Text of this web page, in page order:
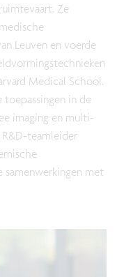
Ze
Leuven en voerde
Medical School.
in de
imaging en multi-
teamleider
samenwerkingen met